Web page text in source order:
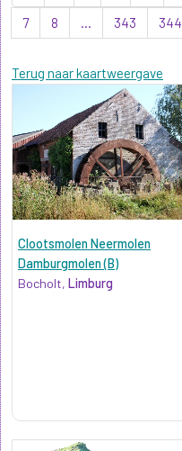
7
8 ... 343 344
Terug naar kaartweergave
Clootsmolen Neermolen
Damburgmolen (B)
Bocholt, Limburg